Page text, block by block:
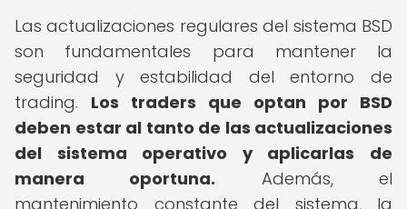
Las actualizaciones regulares del sistema BSD
son fundamentales para mantener la
seguridad y estabilidad del entorno de
trading. Los traders que optan por BSD
deben estar al tanto de las actualizaciones
del sistema operativo y aplicarlas de
manera oportuna. Además, el
mantenimiento constante del sistema, la